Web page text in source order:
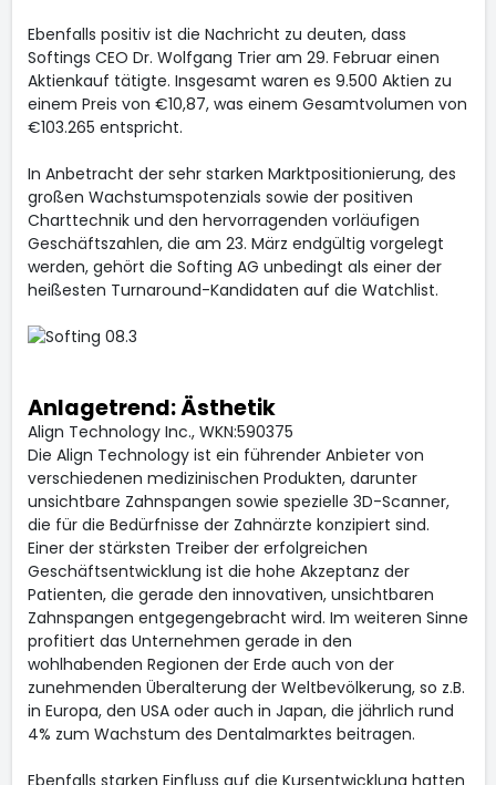
Ebenfalls positiv ist die Nachricht zu deuten, dass
Softings CEO Dr. Wolfgang Trier am 29. Februar einen
Aktienkauf tätigte. Insgesamt waren es 9.500 Aktien zu
einem Preis von €10,87, was einem Gesamtvolumen von
€103.265 entspricht.
In Anbetracht der sehr starken Marktpositionierung, des
großen Wachstumspotenzials sowie der positiven
Charttechnik und den hervorragenden vorläufigen
Geschäftszahlen, die am 23. März endgültig vorgelegt
werden, gehört die Softing AG unbedingt als einer der
heißesten Turnaround-Kandidaten auf die Watchlist.
Anlagetrend: Ästhetik
Align Technology Inc., WKN:590375
Die Align Technology ist ein führender Anbieter von
verschiedenen medizinischen Produkten, darunter
unsichtbare Zahnspangen sowie spezielle 3D-Scanner,
die für die Bedürfnisse der Zahnärzte konzipiert sind.
Einer der stärksten Treiber der erfolgreichen
Geschäftsentwicklung ist die hohe Akzeptanz der
Patienten, die gerade den innovativen, unsichtbaren
Zahnspangen entgegengebracht wird. Im weiteren Sinne
profitiert das Unternehmen gerade in den
wohlhabenden Regionen der Erde auch von der
zunehmenden Überalterung der Weltbevölkerung, so z.B.
in Europa, den USA oder auch in Japan, die jährlich rund
4% zum Wachstum des Dentalmarktes beitragen.
Ebenfalls starken Einfluss auf die Kursentwicklung hatten